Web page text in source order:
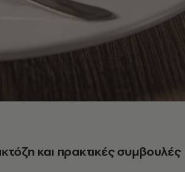
και πρακτικές συμβουλές